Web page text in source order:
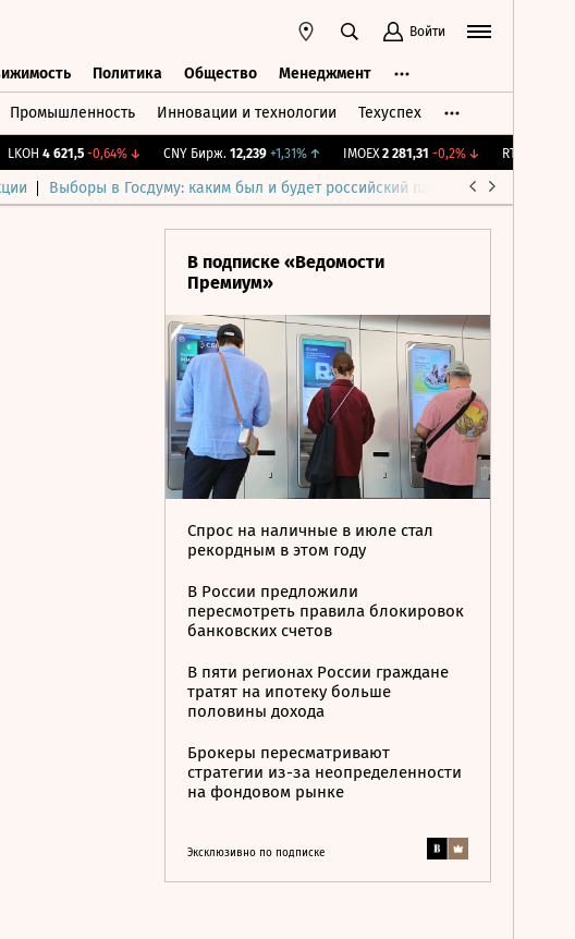
Войти
Политика Общество Менеджмент
Промышленность Инновации и технологии Техуспех
4 621,5 -0,64%↓ CNY Бирж. 12,239 +1,31%↑ IMOEX 2 281,31 -0,2%↓ RTSI 874,64
Выборы в Госдуму: каким был и будет российский парламент
В подписке «Ведомости
Премиум»
Спрос на наличные в июле стал
рекордным в этом году
В России предложили
пересмотреть правила блокировок
банковских счетов
В пяти регионах России граждане
тратят на ипотеку больше
половины дохода
Брокеры пересматривают
стратегии из-за неопределенности
на фондовом рынке
Эксклюзивно по подписке